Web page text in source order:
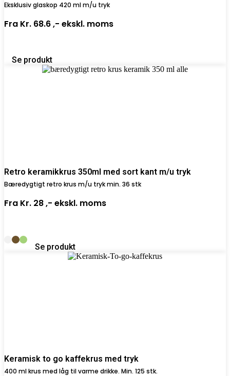
Eksklusiv glaskop 420 ml m/u tryk
Fra Kr. 68.6 ,- ekskl. moms
Se produkt
Retro keramikkrus 350ml med sort kant m/u tryk
Bæredygtigt retro krus m/u tryk min. 36 stk
Fra Kr. 28 ,- ekskl. moms
Se produkt
Keramisk to go kaffekrus med tryk
400 ml krus med låg til varme drikke. Min. 125 stk.